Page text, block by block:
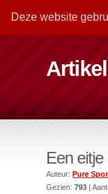
Deze website
Een
Auteur:Pure
Gezien:793 |